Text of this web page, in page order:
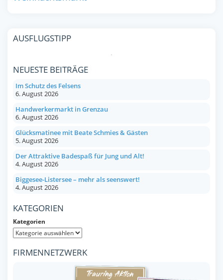
AUSFLUGSTIPP
NEUESTE BEITRÄGE
Im Schutz des Felsens
6. August 2026
Handwerkermarkt in Grenzau
6. August 2026
Glücksmatinee mit Beate Schmies & Gästen
5. August 2026
Der Attraktive Badespaß für Jung und Alt!
4. August 2026
Biggesee-Listersee – mehr als seenswert!
4. August 2026
KATEGORIEN
Kategorien
FIRMENNETZWERK